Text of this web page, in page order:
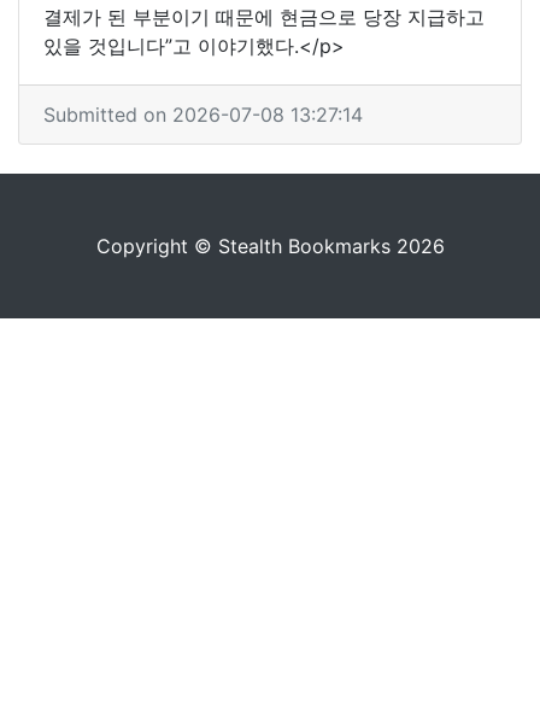
결제가 된 부분이기 때문에 현금으로 당장 지급하고
있을 것입니다”고 이야기했다.</p>
Submitted on 2026-07-08 13:27:14
Copyright © Stealth Bookmarks 2026